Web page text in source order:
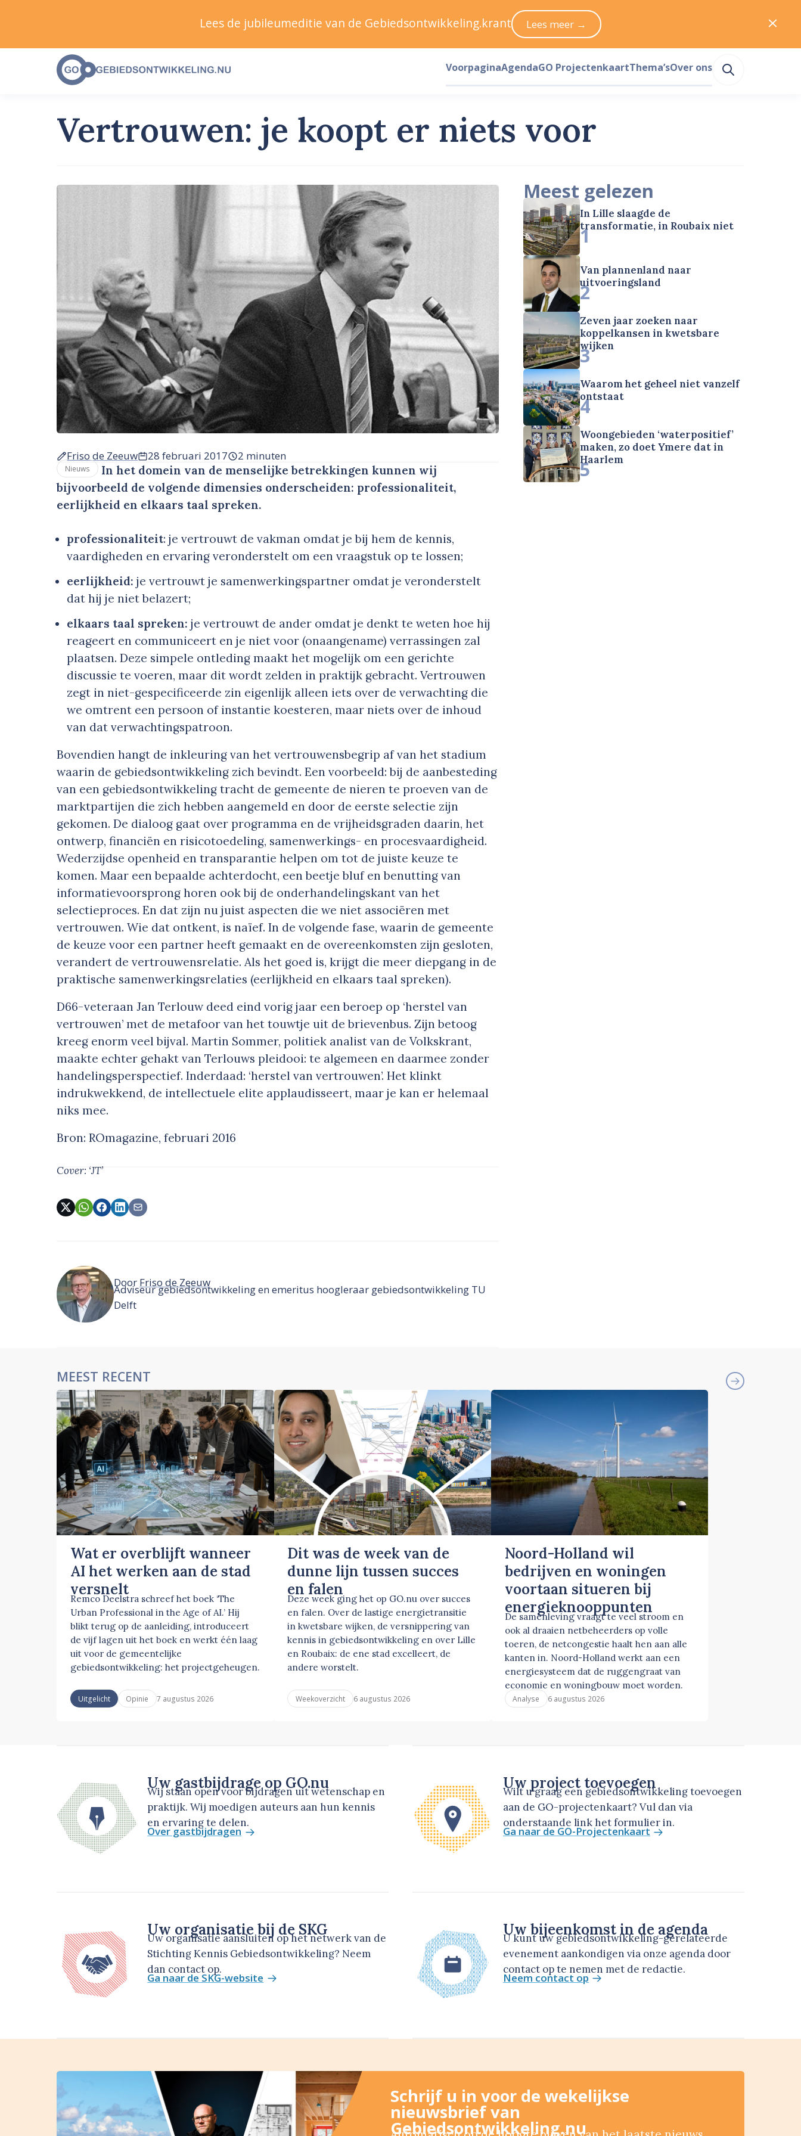
Vertrouwen: je koopt er niets voor
Friso de Zeeuw 28 februari 2017 2 minuten
Nieuws
In het domein van de menselijke betrekkingen kunnen wij
bijvoorbeeld de volgende dimensies onderscheiden: professionaliteit,
eerlijkheid en elkaars taal spreken.
professionaliteit: je vertrouwt de vakman omdat je bij hem de kennis,
vaardigheden en ervaring veronderstelt om een vraagstuk op te lossen;
eerlijkheid:je vertrouwt je samenwerkingspartner omdat je veronderstelt
dat hij je niet belazert;
elkaars taal spreken:je vertrouwt de ander omdat je denkt te weten hoe hij
reageert en communiceert en je niet voor (onaangename) verrassingen zal
plaatsen. Deze simpele ontleding maakt het mogelijk om een gerichte
discussie te voeren, maar dit wordt zelden in praktijk gebracht. Vertrouwen
zegt in niet-gespecificeerde zin eigenlijk alleen iets over de verwachting die
we omtrent een persoon of instantie koesteren, maar niets over de inhoud
van dat verwachtingspatroon.
Bovendien hangt de inkleuring van het vertrouwensbegrip af van het stadium
waarin de gebiedsontwikkeling zich bevindt. Een voorbeeld: bij de aanbesteding
van een gebiedsontwikkeling tracht de gemeente de nieren te proeven van de
marktpartijen die zich hebben aangemeld en door de eerste selectie zijn
gekomen. De dialoog gaat over programma en de vrijheidsgraden daarin, het
ontwerp, financiën en risicotoedeling, samenwerkings- en procesvaardigheid.
Wederzijdse openheid en transparantie helpen om tot de juiste keuze te
komen. Maar een bepaalde achterdocht, een beetje bluf en benutting van
informatievoorsprong horen ook bij de onderhandelingskant van het
selectieproces. En dat zijn nu juist aspecten die we niet associëren met
vertrouwen. Wie dat ontkent, is naïef. In de volgende fase, waarin de gemeente
de keuze voor een partner heeft gemaakt en de overeenkomsten zijn gesloten,
verandert de vertrouwensrelatie. Als het goed is, krijgt die meer diepgang in de
praktische samenwerkingsrelaties (eerlijkheid en elkaars taal spreken).
D66-veteraan Jan Terlouw deed eind vorig jaar een beroep op ‘herstel van
vertrouwen’ met de metafoor van het touwtje uit de brievenbus. Zijn betoog
kreeg enorm veel bijval. Martin Sommer, politiek analist van de Volkskrant,
maakte echter gehakt van Terlouws pleidooi: te algemeen en daarmee zonder
handelingsperspectief. Inderdaad: ‘herstel van vertrouwen’. Het klinkt
indrukwekkend, de intellectuele elite applaudisseert, maar je kan er helemaal
niks mee.
Bron: ROmagazine, februari 2016
Cover: ‘JT’
Door Friso de Zeeuw
Adviseur gebiedsontwikkeling en emeritus hoogleraar gebiedsontwikkeling TU
Delft
Meest gelezen
In Lille slaagde de
transformatie, in Roubaix niet
1
Van plannenland naar
uitvoeringsland
2
Zeven jaar zoeken naar
koppelkansen in kwetsbare
wijken
3
Waarom het geheel niet vanzelf
ontstaat
4
Woongebieden ‘waterpositief’
maken, zo doet Ymere dat in
Haarlem
5
MEEST RECENT
Wat er overblijft wanneer
AI het werken aan de stad
versnelt
Remco Deelstra schreef het boek ‘The
Urban Professional in the Age of AI.’ Hij
blikt terug op de aanleiding, introduceert
de vijf lagen uit het boek en werkt één laag
uit voor de gemeentelijke
gebiedsontwikkeling: het projectgeheugen.
Uitgelicht Opinie 7 augustus 2026
Dit was de week van de
dunne lijn tussen succes
en falen
Deze week ging het op GO.nu over succes
en falen. Over de lastige energietransitie
in kwetsbare wijken, de versnippering van
kennis in gebiedsontwikkeling en over Lille
en Roubaix: de ene stad excelleert, de
andere worstelt.
Weekoverzicht 6 augustus 2026
Noord-Holland wil
bedrijven en woningen
voortaan situeren bij
energieknooppunten
De samenleving vraagt te veel stroom en
ook al draaien netbeheerders op volle
toeren, de netcongestie haalt hen aan alle
kanten in. Noord-Holland werkt aan een
energiesysteem dat de ruggengraat van
economie en woningbouw moet worden.
Analyse 6 augustus 2026
Uw gastbijdrage op GO.nu
Wij staan open voor bijdragen uit wetenschap en
praktijk. Wij moedigen auteurs aan hun kennis
en ervaring te delen.
Over gastbijdragen
Uw project toevoegen
Wilt u graag een gebiedsontwikkeling toevoegen
aan de GO-projectenkaart? Vul dan via
onderstaande link het formulier in.
Ga naar de GO-Projectenkaart
Uw organisatie bij de SKG
Uw organisatie aansluiten op het netwerk van de
Stichting Kennis Gebiedsontwikkeling? Neem
dan contact op.
Ga naar de SKG-website
Uw bijeenkomst in de agenda
U kunt uw gebiedsontwikkeling-gerelateerde
evenement aankondigen via onze agenda door
contact op te nemen met de redactie.
Neem contact op
Schrijf u in voor de wekelijkse
nieuwsbrief van
Gebiedsontwikkeling.nu
Lees de jubileumeditie van de Gebiedsontwikkeling.krant Lees meer →
VoorpaginaAgendaGO ProjectenkaartThema’sOver ons